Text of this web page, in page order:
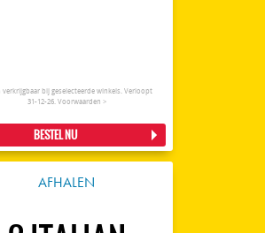
verkrijgbaar bij geselecteerde winkels. Verloopt
31-12-26. Voorwaarden >
BESTEL NU
AFHALEN